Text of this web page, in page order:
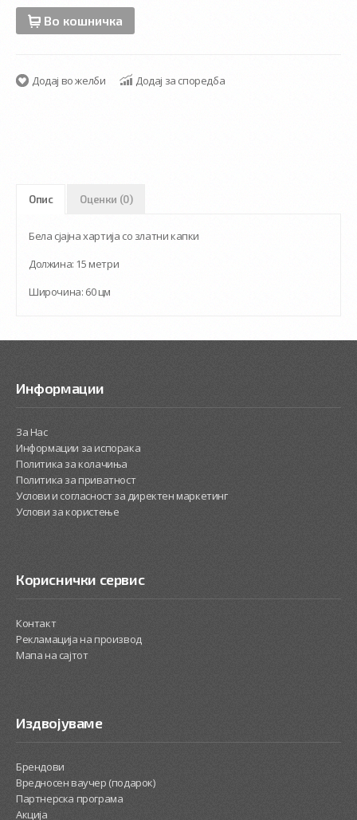
Во кошничка
Додај во желби Додај за споредба
Опис Оценки (0)
Бела сјајна хартија со златни капки
Должина: 15 метри
Широчина: 60 цм
Информации
За Нас
Информации за испорака
Политика за колачиња
Политика за приватност
Услови и согласност за директен маркетинг
Услови за користење
Кориснички сервис
Контакт
Рекламација на производ
Мапа на сајтот
Издвојуваме
Брендови
Вредносен ваучер (подарок)
Партнерска програма
Акција